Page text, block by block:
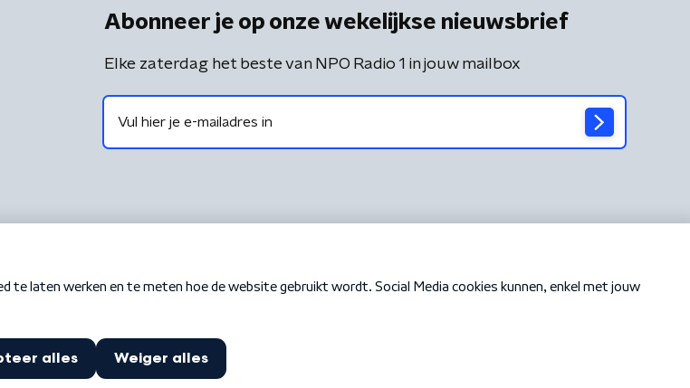
Abonneer je op onze wekelijkse nieuwsbrief
Elke zaterdag het beste van NPO Radio 1 in jouw mailbox